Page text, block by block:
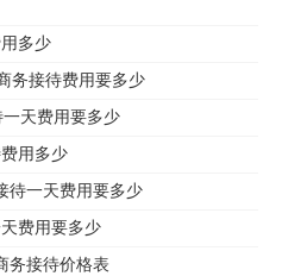
多少
务接待费用要多少
天费用要多少
用多少
待一天费用要多少
费用要多少
务接待价格表